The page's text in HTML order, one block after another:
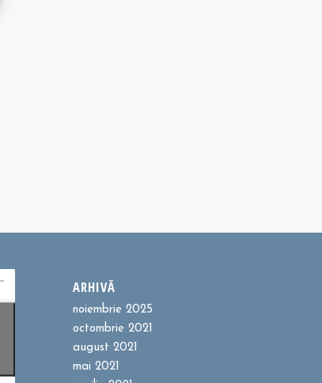
ARHIVĂ
noiembrie 2025
octombrie 2021
august 2021
mai 2021